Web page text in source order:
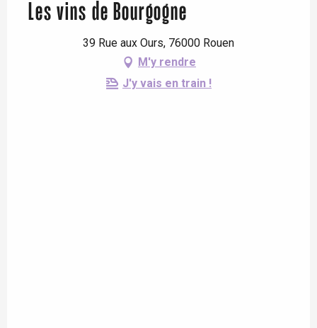
Les vins de Bourgogne
39 Rue aux Ours, 76000 Rouen
M'y rendre
J'y vais en train !